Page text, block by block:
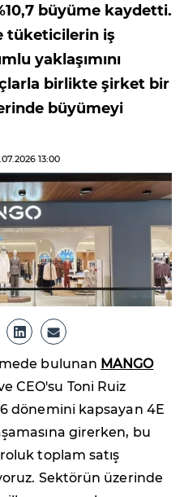
büyüme kaydetti.
tüketicilerin iş
yaklaşımını
birlikte şirket bir
büyümeyi
13:00
bulunan MANGO
CEO'su Toni Ruiz
dönemini kapsayan 4E
girerken, bu
toplam satış
Sektörün üzerinde